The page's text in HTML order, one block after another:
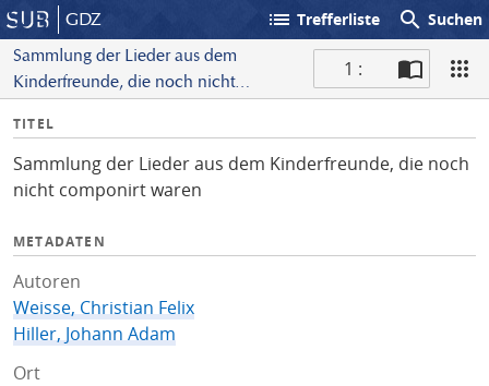
GDZ list Trefferliste search Suchen
Sammlung der Lieder aus dem
Kinderfreunde, die noch nicht
1 :
I
f
o
TITEL
Sammlung der Lieder aus dem Kinderfreunde, die noch
nicht componirt waren
METADATEN
Autoren
Weisse, Christian Felix
Hiller, Johann Adam
Ort